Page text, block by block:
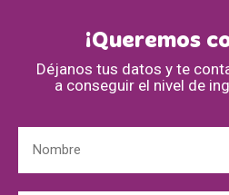
¡Queremos
Déjanos tus datos y te
a conseguir el nivel de